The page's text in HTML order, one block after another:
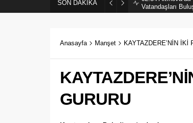
SON DAKİKA
Vatandaşları
Anasayfa Manşet KAYTAZDERE’NİN İKİ
GURURU